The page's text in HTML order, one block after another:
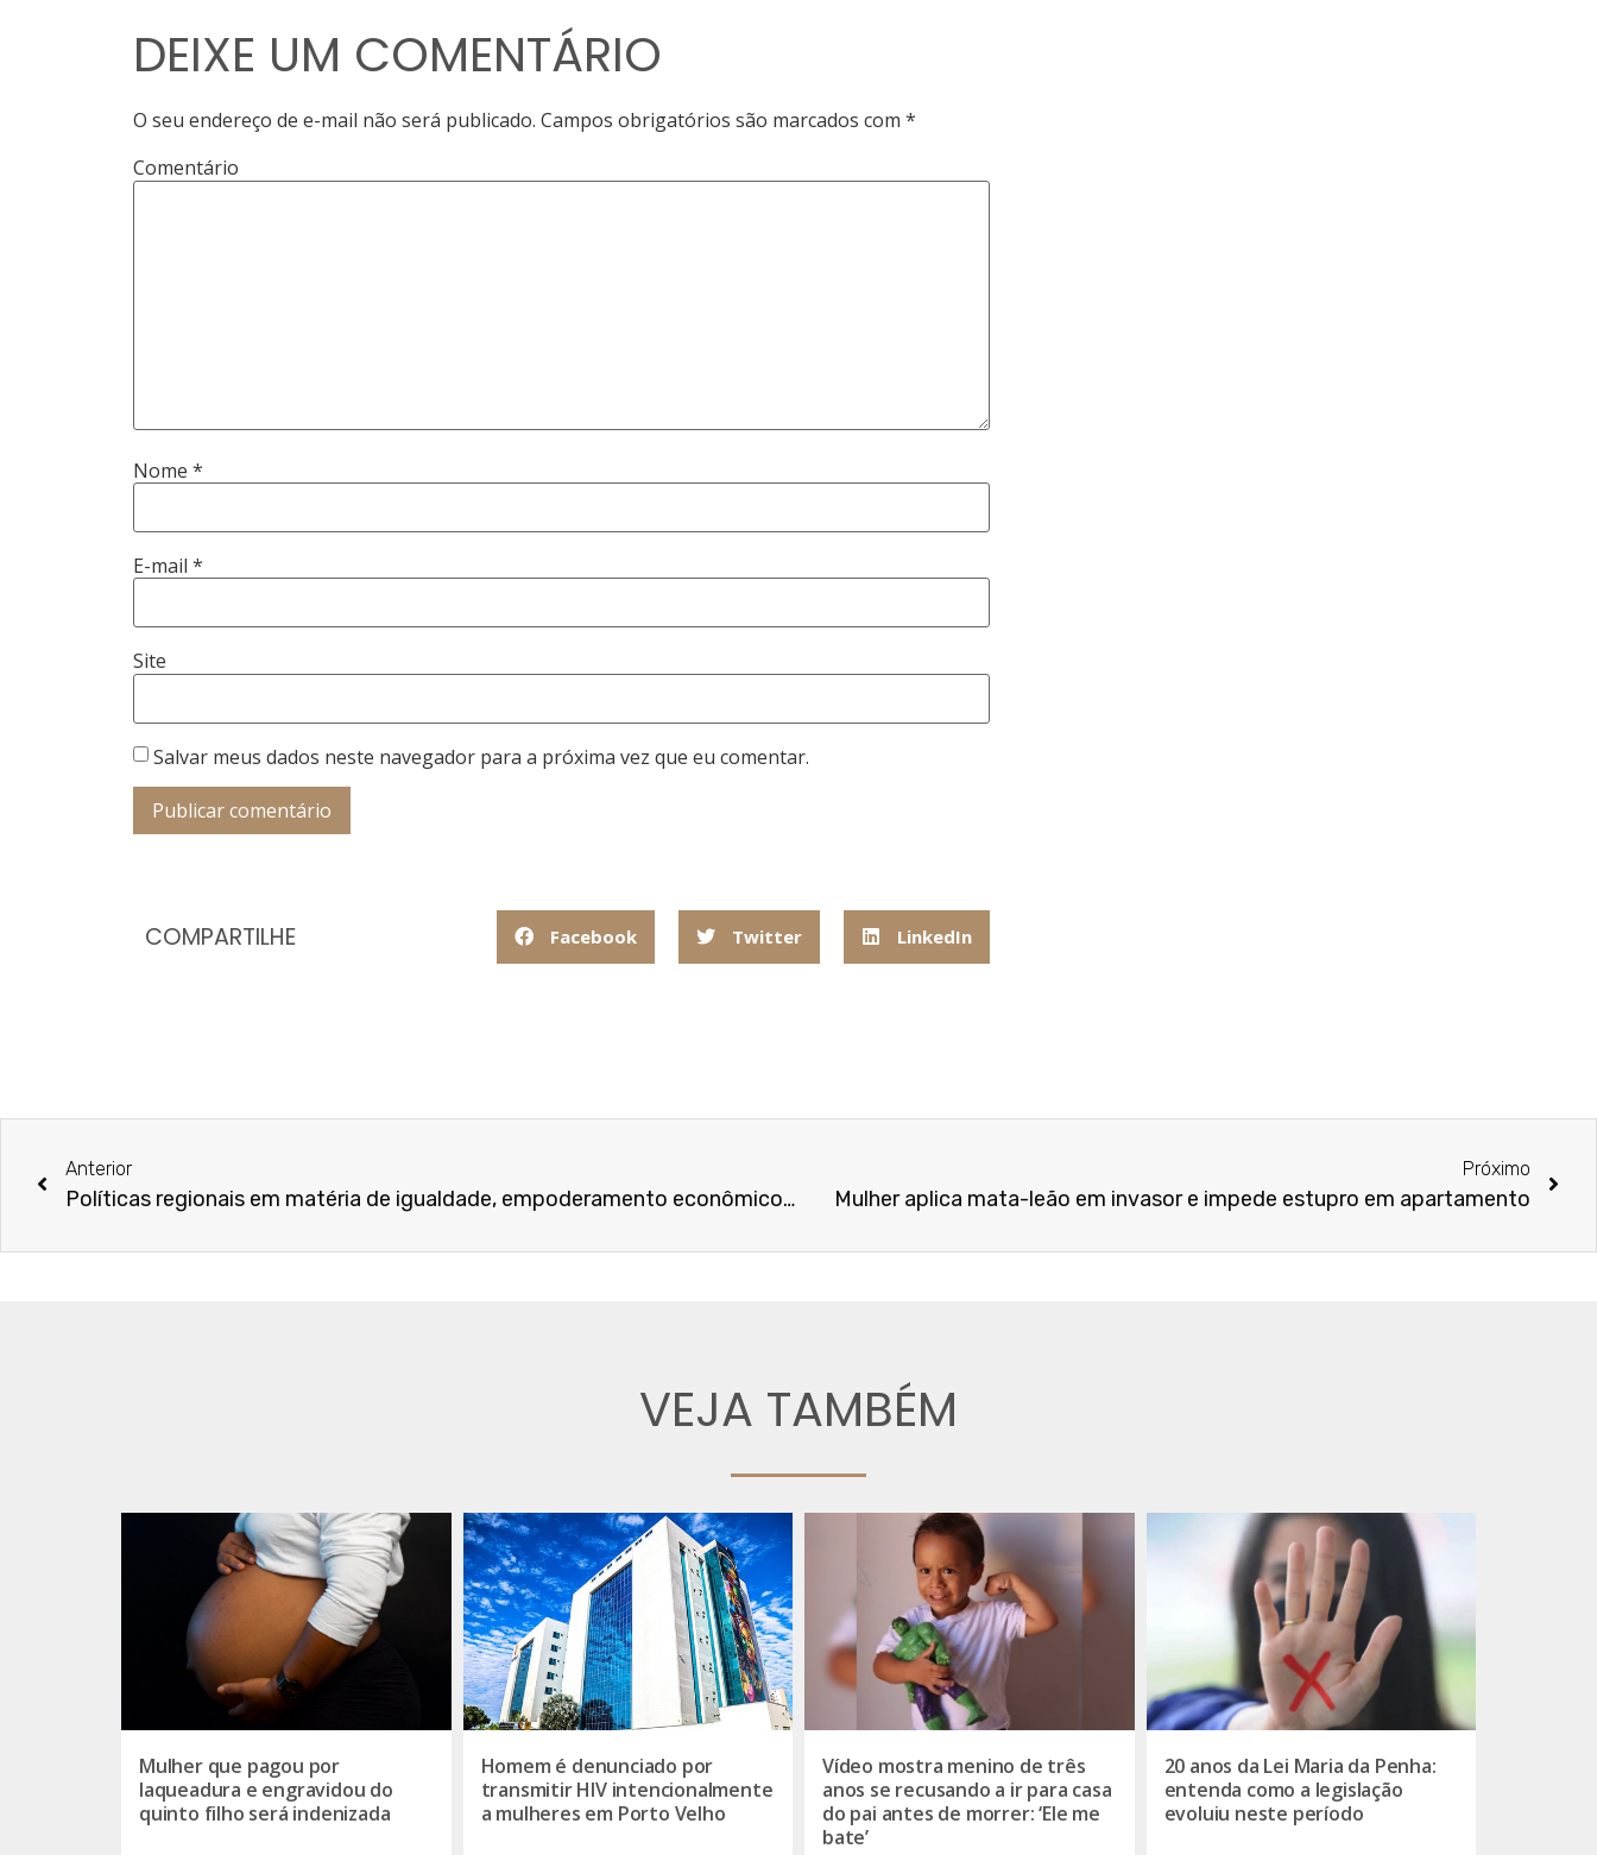
DEIXE UM COMENTÁRIO
O seu endereço de e-mail não será publicado. Campos obrigatórios são marcados com *
Comentário
Nome *
E-mail *
Site
Salvar meus dados neste navegador para a próxima vez que eu comentar.
COMPARTILHE Facebook Twitter LinkedIn
Anterior
Políticas regionais em matéria de igualdade, empoderamento econômico e direitos das mulheres em debate no MERCOSUL
Próximo
Mulher aplica mata-leão em invasor e impede estupro em apartamento
VEJA TAMBÉM
Mulher que pagou por
laqueadura e engravidou do
quinto filho será indenizada
Homem é denunciado por
transmitir HIV intencionalmente
a mulheres em Porto Velho
Vídeo mostra menino de três
anos se recusando a ir para casa
do pai antes de morrer: ‘Ele me
bate’
20 anos da Lei Maria da Penha:
entenda como a legislação
evoluiu neste período